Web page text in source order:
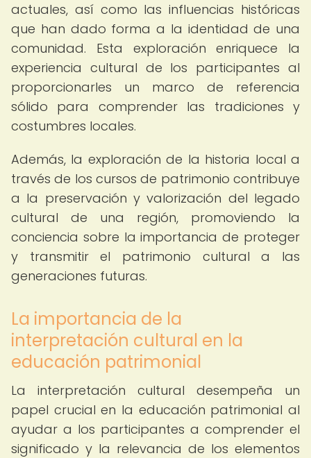
actuales, así como las influencias históricas
que han dado forma a la identidad de una
comunidad. Esta exploración enriquece la
experiencia cultural de los participantes al
proporcionarles un marco de referencia
sólido para comprender las tradiciones y
costumbres locales.
Además, la exploración de la historia local a
través de los cursos de patrimonio contribuye
a la preservación y valorización del legado
cultural de una región, promoviendo la
conciencia sobre la importancia de proteger
y transmitir el patrimonio cultural a las
generaciones futuras.
La importancia de la
interpretación cultural en la
educación patrimonial
La interpretación cultural desempeña un
papel crucial en la educación patrimonial al
ayudar a los participantes a comprender el
significado y la relevancia de los elementos